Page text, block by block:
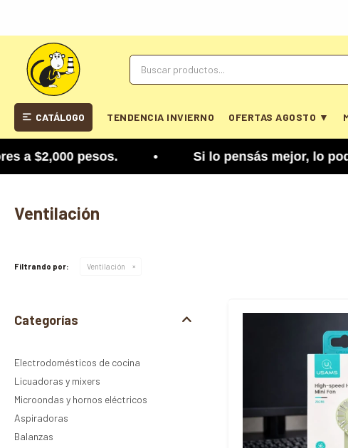
CATÁLOGO TENDENCIA INVIERNO OFERTAS AGOSTO ▼
$2,000 pesos. • Si lo pensás mejor, lo podés
Ventilación
Filtrando por: Ventilación
Categorías
Electrodomésticos de cocina
Licuadoras y mixers
Microondas y hornos eléctricos
Aspiradoras
Balanzas